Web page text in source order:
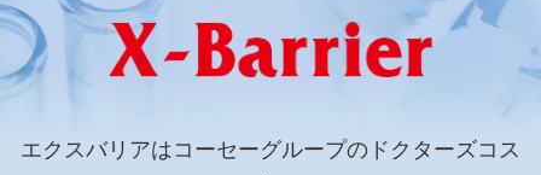
エクスバリアはコーセーグループのドクターズコス